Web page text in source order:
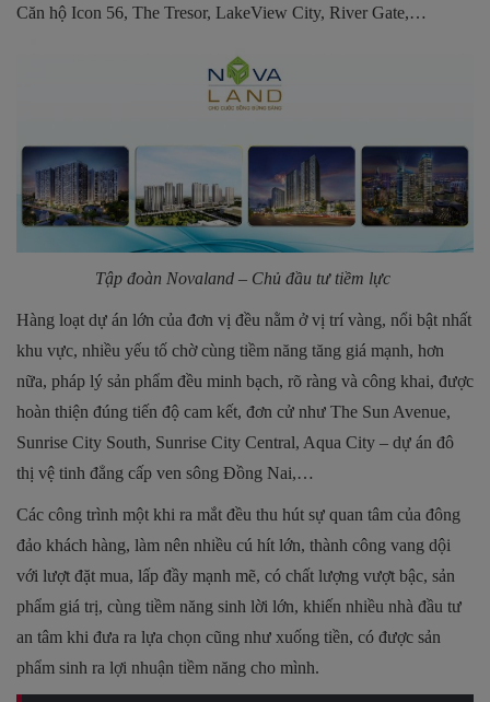
Căn hộ Icon 56, The Tresor, LakeView City, River Gate,…
Tập đoàn Novaland – Chủ đầu tư tiềm lực
Hàng loạt dự án lớn của đơn vị đều nằm ở vị trí vàng, nổi bật nhất
khu vực, nhiều yếu tố chờ cùng tiềm năng tăng giá mạnh, hơn
nữa, pháp lý sản phẩm đều minh bạch, rõ ràng và công khai, được
hoàn thiện đúng tiến độ cam kết, đơn cử như The Sun Avenue,
Sunrise City South, Sunrise City Central, Aqua City – dự án đô
thị vệ tinh đẳng cấp ven sông Đồng Nai,…
Các công trình một khi ra mắt đều thu hút sự quan tâm của đông
đảo khách hàng, làm nên nhiều cú hít lớn, thành công vang dội
với lượt đặt mua, lấp đầy mạnh mẽ, có chất lượng vượt bậc, sản
phẩm giá trị, cùng tiềm năng sinh lời lớn, khiến nhiều nhà đầu tư
an tâm khi đưa ra lựa chọn cũng như xuống tiền, có được sản
phẩm sinh ra lợi nhuận tiềm năng cho mình.